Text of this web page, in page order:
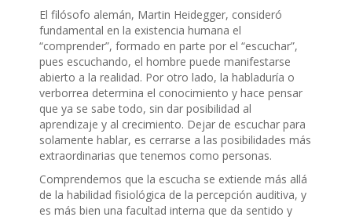
El filósofo alemán, Martin Heidegger, consideró
fundamental en la existencia humana el
“comprender”, formado en parte por el “escuchar”,
pues escuchando, el hombre puede manifestarse
abierto a la realidad. Por otro lado, la habladuría o
verborrea determina el conocimiento y hace pensar
que ya se sabe todo, sin dar posibilidad al
aprendizaje y al crecimiento. Dejar de escuchar para
solamente hablar, es cerrarse a las posibilidades más
extraordinarias que tenemos como personas.
Comprendemos que la escucha se extiende más allá
de la habilidad fisiológica de la percepción auditiva, y
es más bien una facultad interna que da sentido y